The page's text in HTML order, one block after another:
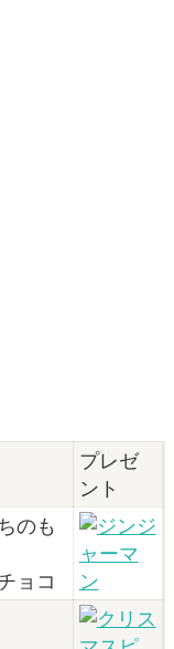
プレゼ
ント